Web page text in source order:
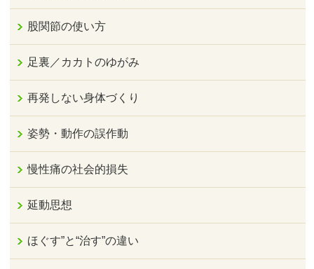
股関節の使い方
足裏／カカトのゆがみ
再発しない身体づくり
姿勢・動作の誤作動
慢性痛の社会的損失
延動思想
ほぐす”と“治す”の違い